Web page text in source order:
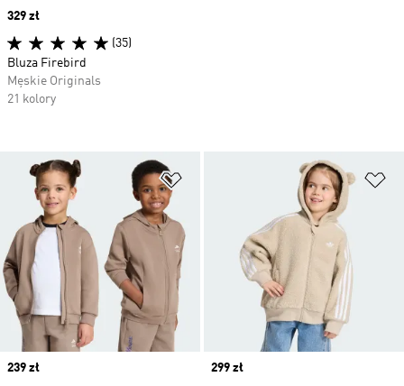
Dodaj do listy życzeń
Price
239 zł
Price
299 zł
Price
329 zł
(35)
Bluza Firebird
Męskie Originals
21 kolory